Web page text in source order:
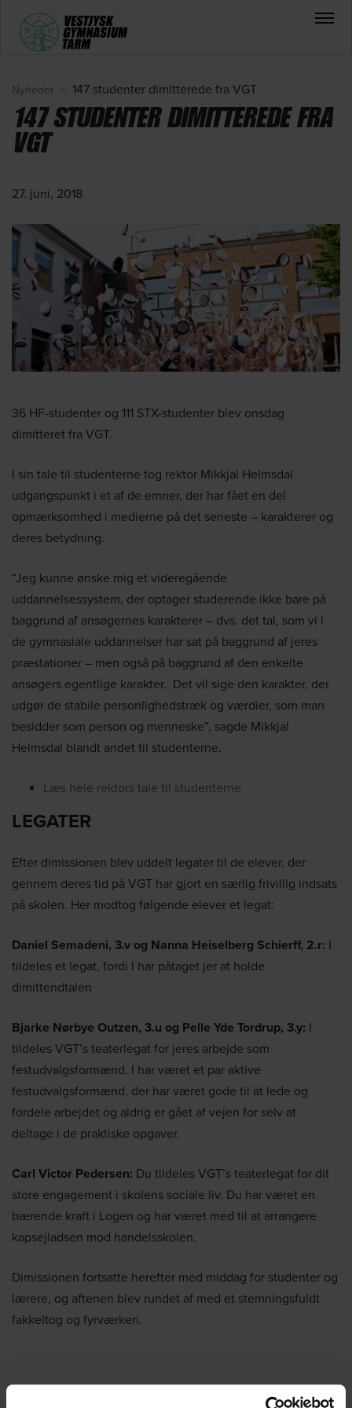
Nyheder > 147 studenter dimitterede fra VGT
147 STUDENTER DIMITTEREDE FRA
VGT
27. juni, 2018
36 HF-studenter og 111 STX-studenter blev onsdag
dimitteret fra VGT.
I sin tale til studenterne tog rektor Mikkjal Helmsdal
udgangspunkt i et af de emner, der har fået en del
opmærksomhed i medierne på det seneste – karakterer og
deres betydning.
“Jeg kunne ønske mig et videregående
uddannelsessystem, der optager studerende ikke bare på
baggrund af ansøgernes karakterer – dvs. det tal, som vi i
de gymnasiale uddannelser har sat på baggrund af jeres
præstationer – men også på baggrund af den enkelte
ansøgers egentlige karakter. Det vil sige den karakter, der
udgør de stabile personlighedstræk og værdier, som man
besidder som person og menneske”, sagde Mikkjal
Helmsdal blandt andet til studenterne.
Læs hele rektors tale til studenterne
LEGATER
Efter dimissionen blev uddelt legater til de elever, der
gennem deres tid på VGT har gjort en særlig frivillig indsats
på skolen. Her modtog følgende elever et legat:
Daniel Semadeni, 3.v og Nanna Heiselberg Schierff, 2.r: I
tildeles et legat, fordi I har påtaget jer at holde
dimittendtalen
Bjarke Nørbye Outzen, 3.u og Pelle Yde Tordrup, 3.y: I
tildeles VGT’s teaterlegat for jeres arbejde som
festudvalgsformænd. I har været et par aktive
festudvalgsformænd, der har været gode til at lede og
fordele arbejdet og aldrig er gået af vejen for selv at
deltage i de praktiske opgaver.
Carl Victor Pedersen: Du tildeles VGT’s teaterlegat for dit
store engagement i skolens sociale liv. Du har været en
bærende kraft i Logen og har været med til at arrangere
kapsejladsen mod handelsskolen.
Dimissionen fortsatte herefter med middag for studenter og
lærere, og aftenen blev rundet af med et stemningsfuldt
fakkeltog og fyrværkeri.